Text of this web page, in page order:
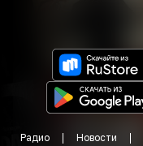
Радио Новости